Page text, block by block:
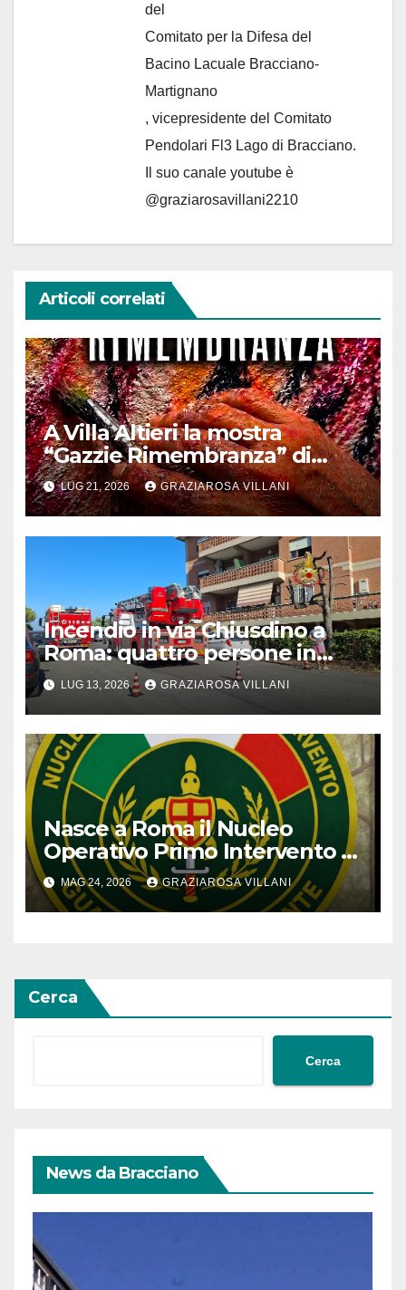
del
Comitato per la Difesa del
Bacino Lacuale Bracciano-
Martignano
, vicepresidente del Comitato
Pendolari Fl3 Lago di Bracciano.
Il suo canale youtube è
@graziarosavillani2210
Articoli correlati
A Villa Altieri la mostra
“Gazzie Rimembranza” di
Monica Argentino
LUG 21, 2026 GRAZIAROSA VILLANI
Incendio in via Chiusdino a
Roma: quattro persone in
ospedale per accertamenti
dopo inalazione fumo
LUG 13, 2026 GRAZIAROSA VILLANI
Nasce a Roma il Nucleo
Operativo Primo Intervento di
Fare Ambiente contro illeciti
che coinvolgono animali
MAG 24, 2026 GRAZIAROSA VILLANI
Cerca
Cerca
News da Bracciano